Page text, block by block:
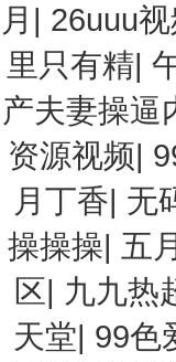
月 | 26uuu
里只有精|
产夫妻操逼
资源视频|
月丁香| 无
操操操| 五
区| 九九热
天堂| 99色